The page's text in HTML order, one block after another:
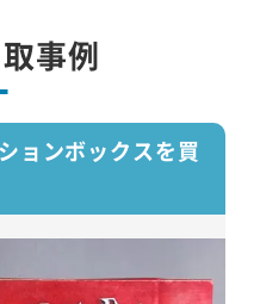
事例
ョンボックスを買